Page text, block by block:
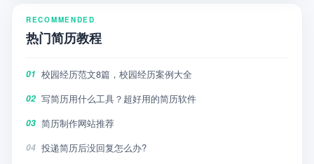
RECOMMENDED
热门简历教程
01 校园经历范文8篇，校园经历案例大全
02 写简历用什么工具？超好用的简历软件
03 简历制作网站推荐
04 投递简历后没回复怎么办?